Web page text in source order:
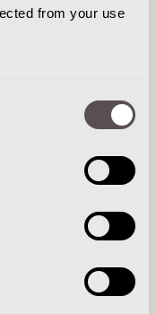
from your use